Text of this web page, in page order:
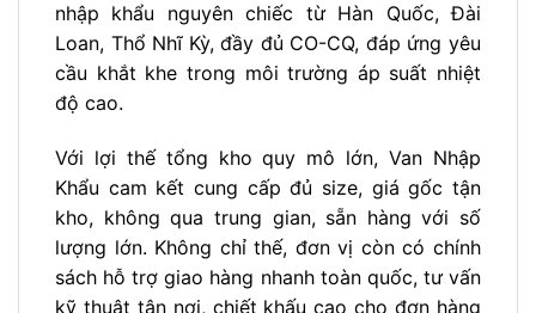
nhập khẩu nguyên chiếc từ Hàn Quốc, Đài
Loan, Thổ Nhĩ Kỳ, đầy đủ CO-CQ, đáp ứng yêu
cầu khắt khe trong môi trường áp suất nhiệt
độ cao.
Với lợi thế tổng kho quy mô lớn, Van Nhập
Khẩu cam kết cung cấp đủ size, giá gốc tận
kho, không qua trung gian, sẵn hàng với số
lượng lớn. Không chỉ thế, đơn vị còn có chính
sách hỗ trợ giao hàng nhanh toàn quốc, tư vấn
kỹ thuật tận nơi, chiết khấu cao cho đơn hàng